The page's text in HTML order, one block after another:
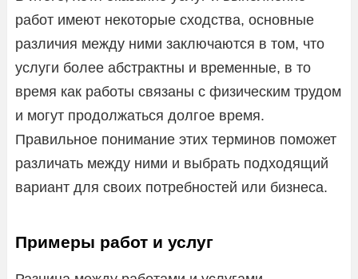
работ имеют некоторые сходства, основные
различия между ними заключаются в том, что
услуги более абстрактны и временные, в то
время как работы связаны с физическим трудом
и могут продолжаться долгое время.
Правильное понимание этих терминов поможет
различать между ними и выбрать подходящий
вариант для своих потребностей или бизнеса.
Примеры работ и услуг